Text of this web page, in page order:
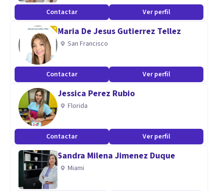
Contactar Ver perfil
Maria De Jesus Gutierrez Tellez
San Francisco
Contactar Ver perfil
Jessica Perez Rubio
Florida
Contactar Ver perfil
Sandra Milena Jimenez Duque
Miami